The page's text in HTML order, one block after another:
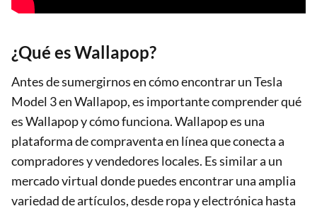
¿Qué es Wallapop?
Antes de sumergirnos en cómo encontrar un Tesla
Model 3 en Wallapop, es importante comprender qué
es Wallapop y cómo funciona. Wallapop es una
plataforma de compraventa en línea que conecta a
compradores y vendedores locales. Es similar a un
mercado virtual donde puedes encontrar una amplia
variedad de artículos, desde ropa y electrónica hasta